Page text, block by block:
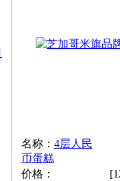
名称： 4层人民
币蛋糕
价格：